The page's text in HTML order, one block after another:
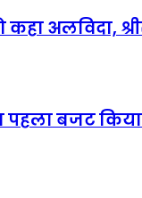
कहा अलविदा,
बजट